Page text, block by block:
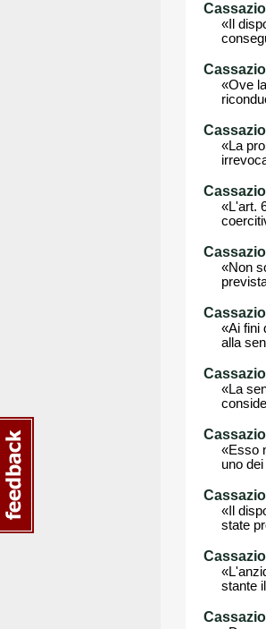
«Il
«Ove
«La
«L'art.
«Non
«Ai fini
alla
«La
«Esso
uno
«Il
state
stante